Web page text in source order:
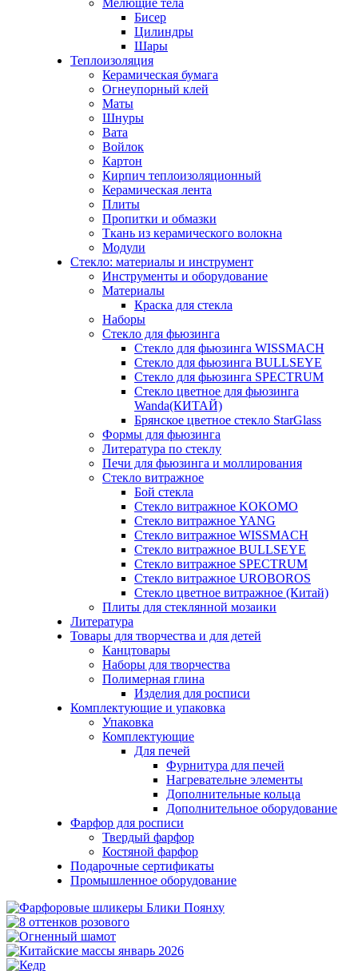
Мелющие тела
Бисер
Цилиндры
Шары
Теплоизоляция
Керамическая бумага
Огнеупорный клей
Маты
Шнуры
Вата
Войлок
Картон
Кирпич теплоизоляционный
Керамическая лента
Плиты
Пропитки и обмазки
Ткань из керамического волокна
Модули
Стекло: материалы и инструмент
Инструменты и оборудование
Материалы
Краска для стекла
Наборы
Стекло для фьюзинга
Стекло для фьюзинга WISSMACH
Стекло для фьюзинга BULLSEYE
Стекло для фьюзинга SPECTRUM
Стекло цветное для фьюзинга
Wanda(КИТАЙ)
Брянское цветное стекло StarGlass
Формы для фьюзинга
Литература по стеклу
Печи для фьюзинга и моллирования
Стекло витражное
Бой стекла
Стекло витражное KOKOMO
Стекло витражное YANG
Стекло витражное WISSMACH
Стекло витражное BULLSEYE
Стекло витражное SPECTRUM
Стекло витражное UROBOROS
Стекло цветное витражное (Китай)
Плиты для стеклянной мозаики
Литература
Товары для творчества и для детей
Канцтовары
Наборы для творчества
Полимерная глина
Изделия для росписи
Комплектующие и упаковка
Упаковка
Комплектующие
Для печей
Фурнитура для печей
Нагревательне элементы
Дополнительные кольца
Дополнительное оборудование
Фарфор для росписи
Твердый фарфор
Костяной фарфор
Подарочные сертификаты
Промышленное оборудование